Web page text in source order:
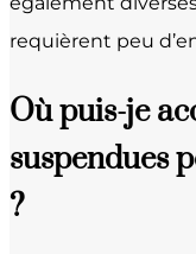
requièrent peu
Où puis-je
suspendues
?